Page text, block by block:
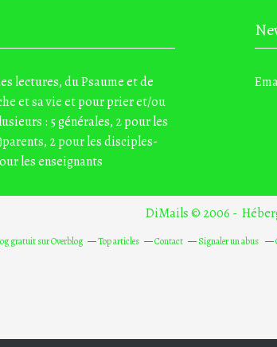
lectures, du Psaume et de
et sa vie et pour prier et/ou
: 5 générales, 2 pour les
2 pour les disciples-
les enseignants
DiMails © 2006 -
gratuit sur Overblog Top articles Contact Signaler un abus